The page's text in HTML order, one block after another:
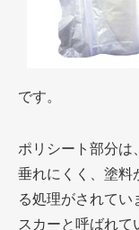
です。
ポリシート部分は
垂れにくく、塗料
る処理がされてい
スカーと呼ばれて